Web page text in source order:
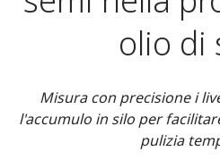
olio di
Misura con precisione i
l'accumulo in silo per
pulizia